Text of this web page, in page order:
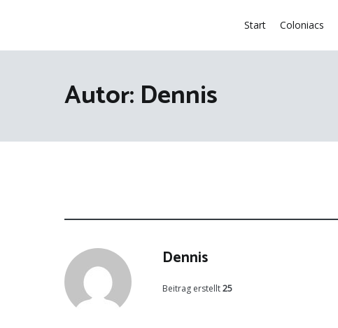
Start Coloniacs
Autor: Dennis
Dennis
Beitrag erstellt25